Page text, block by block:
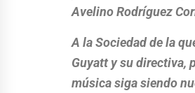
Avelino Rodríguez
A la Sociedad de la
Guyatt y su directiva,
música siga siendo